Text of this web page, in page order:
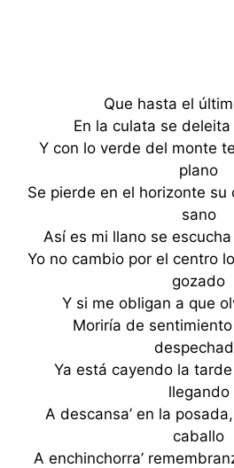
Que hasta el
En la culata se
Y con lo verde del monte
plano
Se pierde en el horizonte su
sano
Así es mi llano se
Yo no cambio por el centro
gozado
Y si me obligan a que
Moriría de
Ya está cayendo la
llegando
A descansa’ en la
caballo
A enchinchorra’